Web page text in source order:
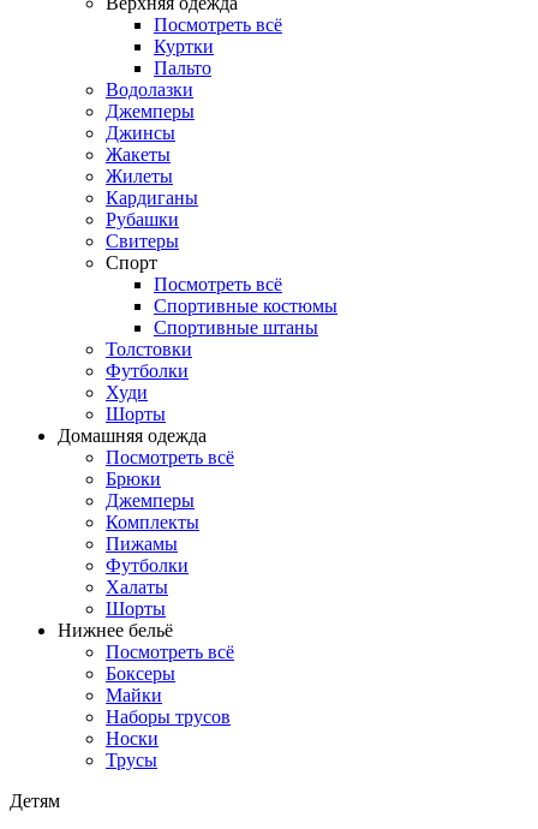
Посмотреть всё
Куртки
Пальто
Водолазки
Джемперы
Джинсы
Жакеты
Жилеты
Кардиганы
Рубашки
Свитеры
Спорт
Посмотреть всё
Спортивные костюмы
Спортивные штаны
Толстовки
Футболки
Худи
Шорты
Домашняя одежда
Посмотреть всё
Брюки
Джемперы
Комплекты
Пижамы
Футболки
Халаты
Шорты
Нижнее бельё
Посмотреть всё
Боксеры
Майки
Наборы трусов
Носки
Трусы
Детям